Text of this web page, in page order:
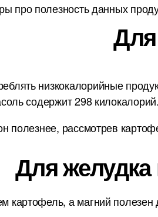
про полезность данных
низкокалорийные
содержит 298 килокалорий.
полезнее, рассмотрев
Для
картофель, а магний полезен